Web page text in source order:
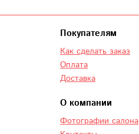
Покупателям
Как сделать заказ
Оплата
Доставка
О компании
Фотографии салона